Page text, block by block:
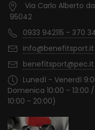
Via Carlo Alberto
95042
0933 942115 - 370
info@benefitsport.it
benefitsport@pec.it
Lunedì - Venerdì
Domenica 10:00 - 13:00
10:00 - 20:00)